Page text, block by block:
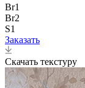
Br1
Br2
S1
Заказать
Скачать текстуру